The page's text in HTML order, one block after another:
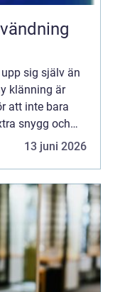
sig själv än
klänning är
att inte bara
snygg och
En snygg
13 juni 2026